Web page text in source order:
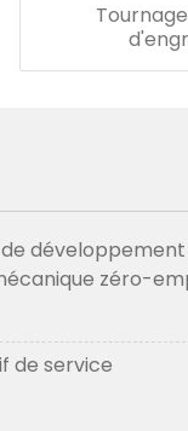
développement
zéro-
de service